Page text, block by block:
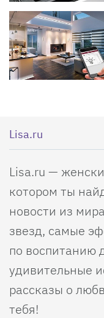
Lisa.ru
Lisa.ru —
котором ты
новости из
звезд, самые
по воспитанию
удивительные
рассказы о
тебя!